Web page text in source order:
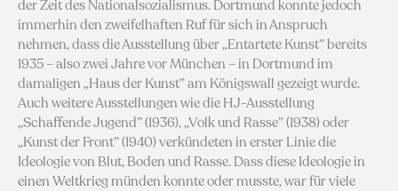
der Zeit des National­sozialismus. Dortmund konnte jedoch
immerhin den zweifelhaften Ruf für sich in Anspruch
nehmen, dass die Ausstellung über „Entartete Kunst” bereits
1935 – also zwei Jahre vor München – in Dortmund im
damaligen „Haus der Kunst” am Königswall gezeigt wurde.
Auch weitere Ausstellungen wie die HJ-Ausstellung
„Schaffende Jugend” (1936), „Volk und Rasse” (1938) oder
„Kunst der Front” (1940) verkündeten in erster Linie die
Ideologie von Blut, Boden und Rasse. Dass diese Ideologie in
einen Weltkrieg münden konnte oder musste, war für viele